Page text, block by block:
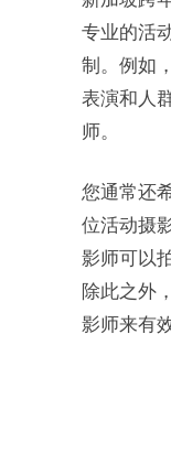
专业的活
制。例如
表演和人
师。
您通常还
位活动摄
影师可以
除此之外
影师来有